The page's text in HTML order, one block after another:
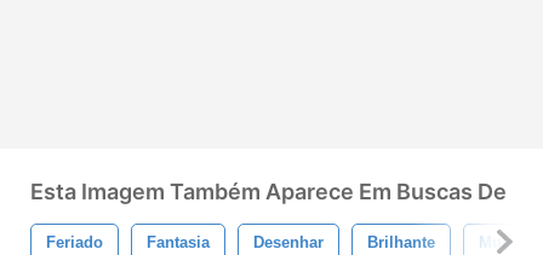
Esta Imagem Também Aparece Em Buscas De
Feriado Fantasia Desenhar Brilhante Mulher